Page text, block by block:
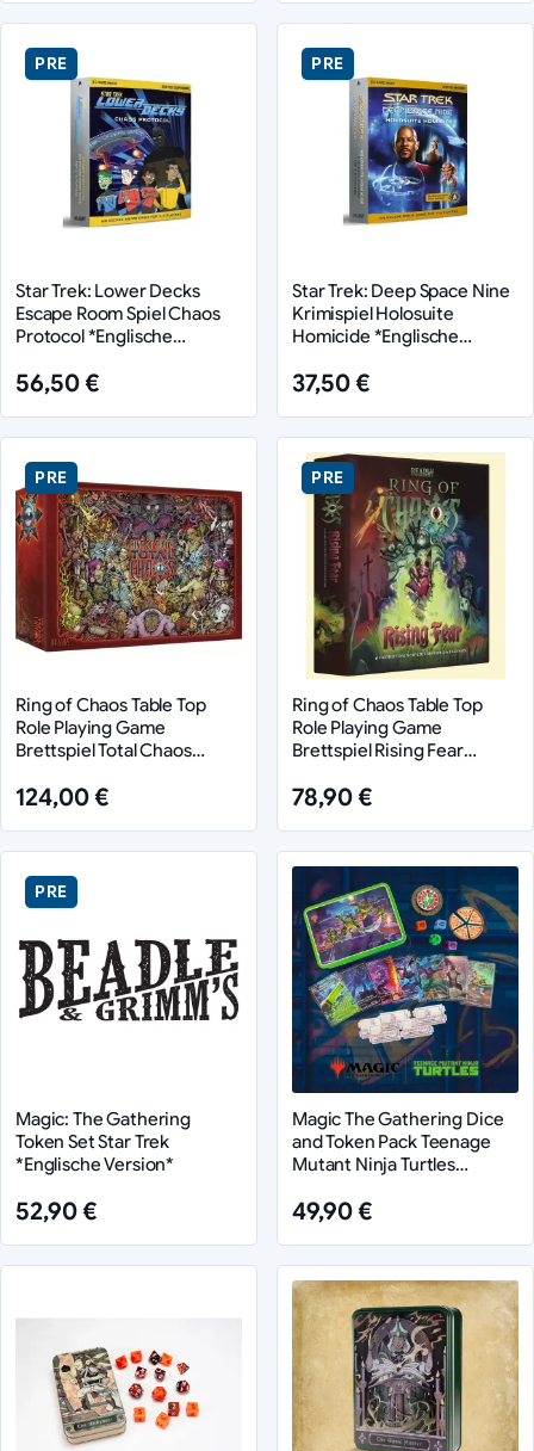
PRE
Star Trek: Lower Decks
Escape Room Spiel Chaos
Protocol *Englische
56,50 €
PRE
Star Trek: Deep Space Nine
Krimispiel Holosuite
Homicide *Englische
37,50 €
PRE
Ring of Chaos Table Top
Role Playing Game
Brettspiel Total Chaos
*Englische Version*
124,00 €
PRE
Ring of Chaos Table Top
Role Playing Game
Brettspiel Rising Fear
Version*
78,90 €
PRE
Magic: The Gathering
Token Set Star Trek
*Englische Version*
52,90 €
Magic The Gathering Dice
and Token Pack Teenage
Mutant Ninja Turtles
49,90 €